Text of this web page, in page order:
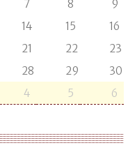
7 8
9
14 15
16
21 22
23
28 29
30
4 5 6